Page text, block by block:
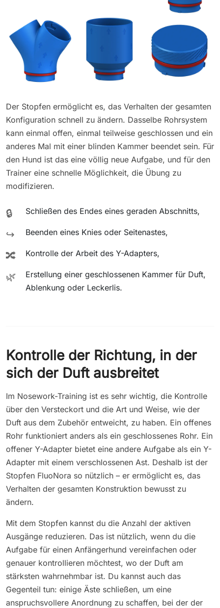
Der Stopfen ermöglicht es, das Verhalten der gesamten
Konfiguration schnell zu ändern. Dasselbe Rohrsystem
kann einmal offen, einmal teilweise geschlossen und ein
anderes Mal mit einer blinden Kammer beendet sein. Für
den Hund ist das eine völlig neue Aufgabe, und für den
Trainer eine schnelle Möglichkeit, die Übung zu
modifizieren.
🔒 Schließen des Endes eines geraden Abschnitts,
↪️ Beenden eines Knies oder Seitenastes,
🔀 Kontrolle der Arbeit des Y-Adapters,
🌿
Erstellung einer geschlossenen Kammer für Duft,
Ablenkung oder Leckerlis.
Kontrolle der Richtung, in der
sich der Duft ausbreitet
Im Nosework-Training ist es sehr wichtig, die Kontrolle
über den Versteckort und die Art und Weise, wie der
Duft aus dem Zubehör entweicht, zu haben. Ein offenes
Rohr funktioniert anders als ein geschlossenes Rohr. Ein
offener Y-Adapter bietet eine andere Aufgabe als ein Y-
Adapter mit einem verschlossenen Ast. Deshalb ist der
Stopfen FluoNora so nützlich – er ermöglicht es, das
Verhalten der gesamten Konstruktion bewusst zu
ändern.
Mit dem Stopfen kannst du die Anzahl der aktiven
Ausgänge reduzieren. Das ist nützlich, wenn du die
Aufgabe für einen Anfängerhund vereinfachen oder
genauer kontrollieren möchtest, wo der Duft am
stärksten wahrnehmbar ist. Du kannst auch das
Gegenteil tun: einige Äste schließen, um eine
anspruchsvollere Anordnung zu schaffen, bei der der